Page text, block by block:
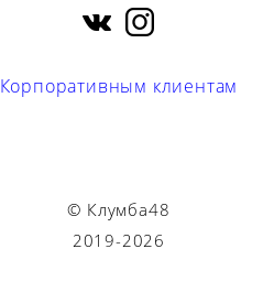
Корпоративным клиентам
© Клумба48
2019-2026